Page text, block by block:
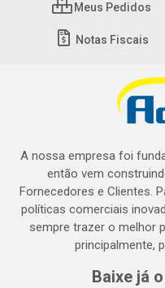
Meus Pedidos
Notas Fiscais
A nossa empresa foi
então vem
Fornecedores e Clientes.
políticas comerciais
sempre trazer o melhor
principalmente,
Baixe já